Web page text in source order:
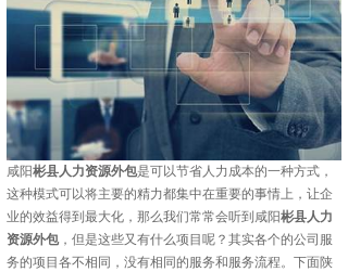
咸阳彬县人力资源外包是可以节省人力成本的一种方式，
这种模式可以将主要的精力都集中在重要的事情上，让企
业的效益得到最大化，那么我们常常会听到咸阳彬县人力
资源外包，但是这些又有什么项目呢？其实各个的公司服
务的项目各不相同，没有相同的服务和服务流程。下面陕